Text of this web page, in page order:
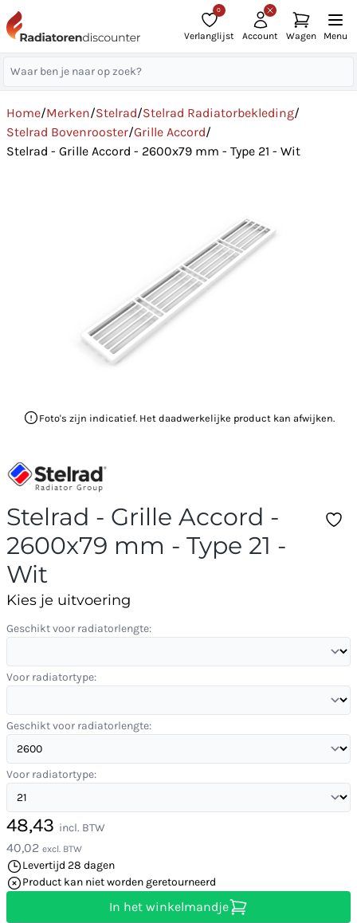
0
Verlanglijst Account Wagen Menu
Home/Merken/Stelrad/Stelrad Radiatorbekleding/
Stelrad Bovenrooster/Grille Accord/
Stelrad - Grille Accord - 2600x79 mm - Type 21 - Wit
Foto's zijn indicatief. Het daadwerkelijke product kan afwijken.
Stelrad - Grille Accord -
2600x79 mm - Type 21 -
Wit
Kies je uitvoering
Geschikt voor radiatorlengte:
Voor radiatortype:
Geschikt voor radiatorlengte:
Voor radiatortype:
48,43 incl. BTW
40,02 excl. BTW
Levertijd 28 dagen
Product kan niet worden geretourneerd
In het winkelmandje